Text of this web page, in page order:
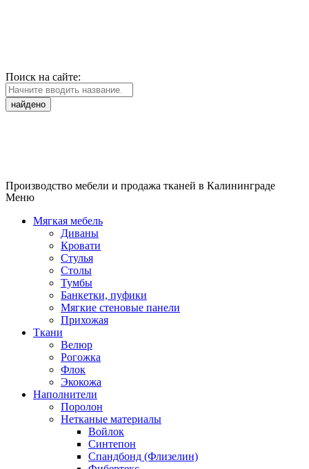
Поиск на сайте:
найдено
Производство мебели и продажа тканей в Калининграде
Меню
Мягкая мебель
Диваны
Кровати
Стулья
Столы
Тумбы
Банкетки, пуфики
Мягкие стеновые панели
Прихожая
Ткани
Велюр
Рогожка
Флок
Экокожа
Наполнители
Поролон
Нетканые материалы
Войлок
Синтепон
Спандбонд (Флизелин)